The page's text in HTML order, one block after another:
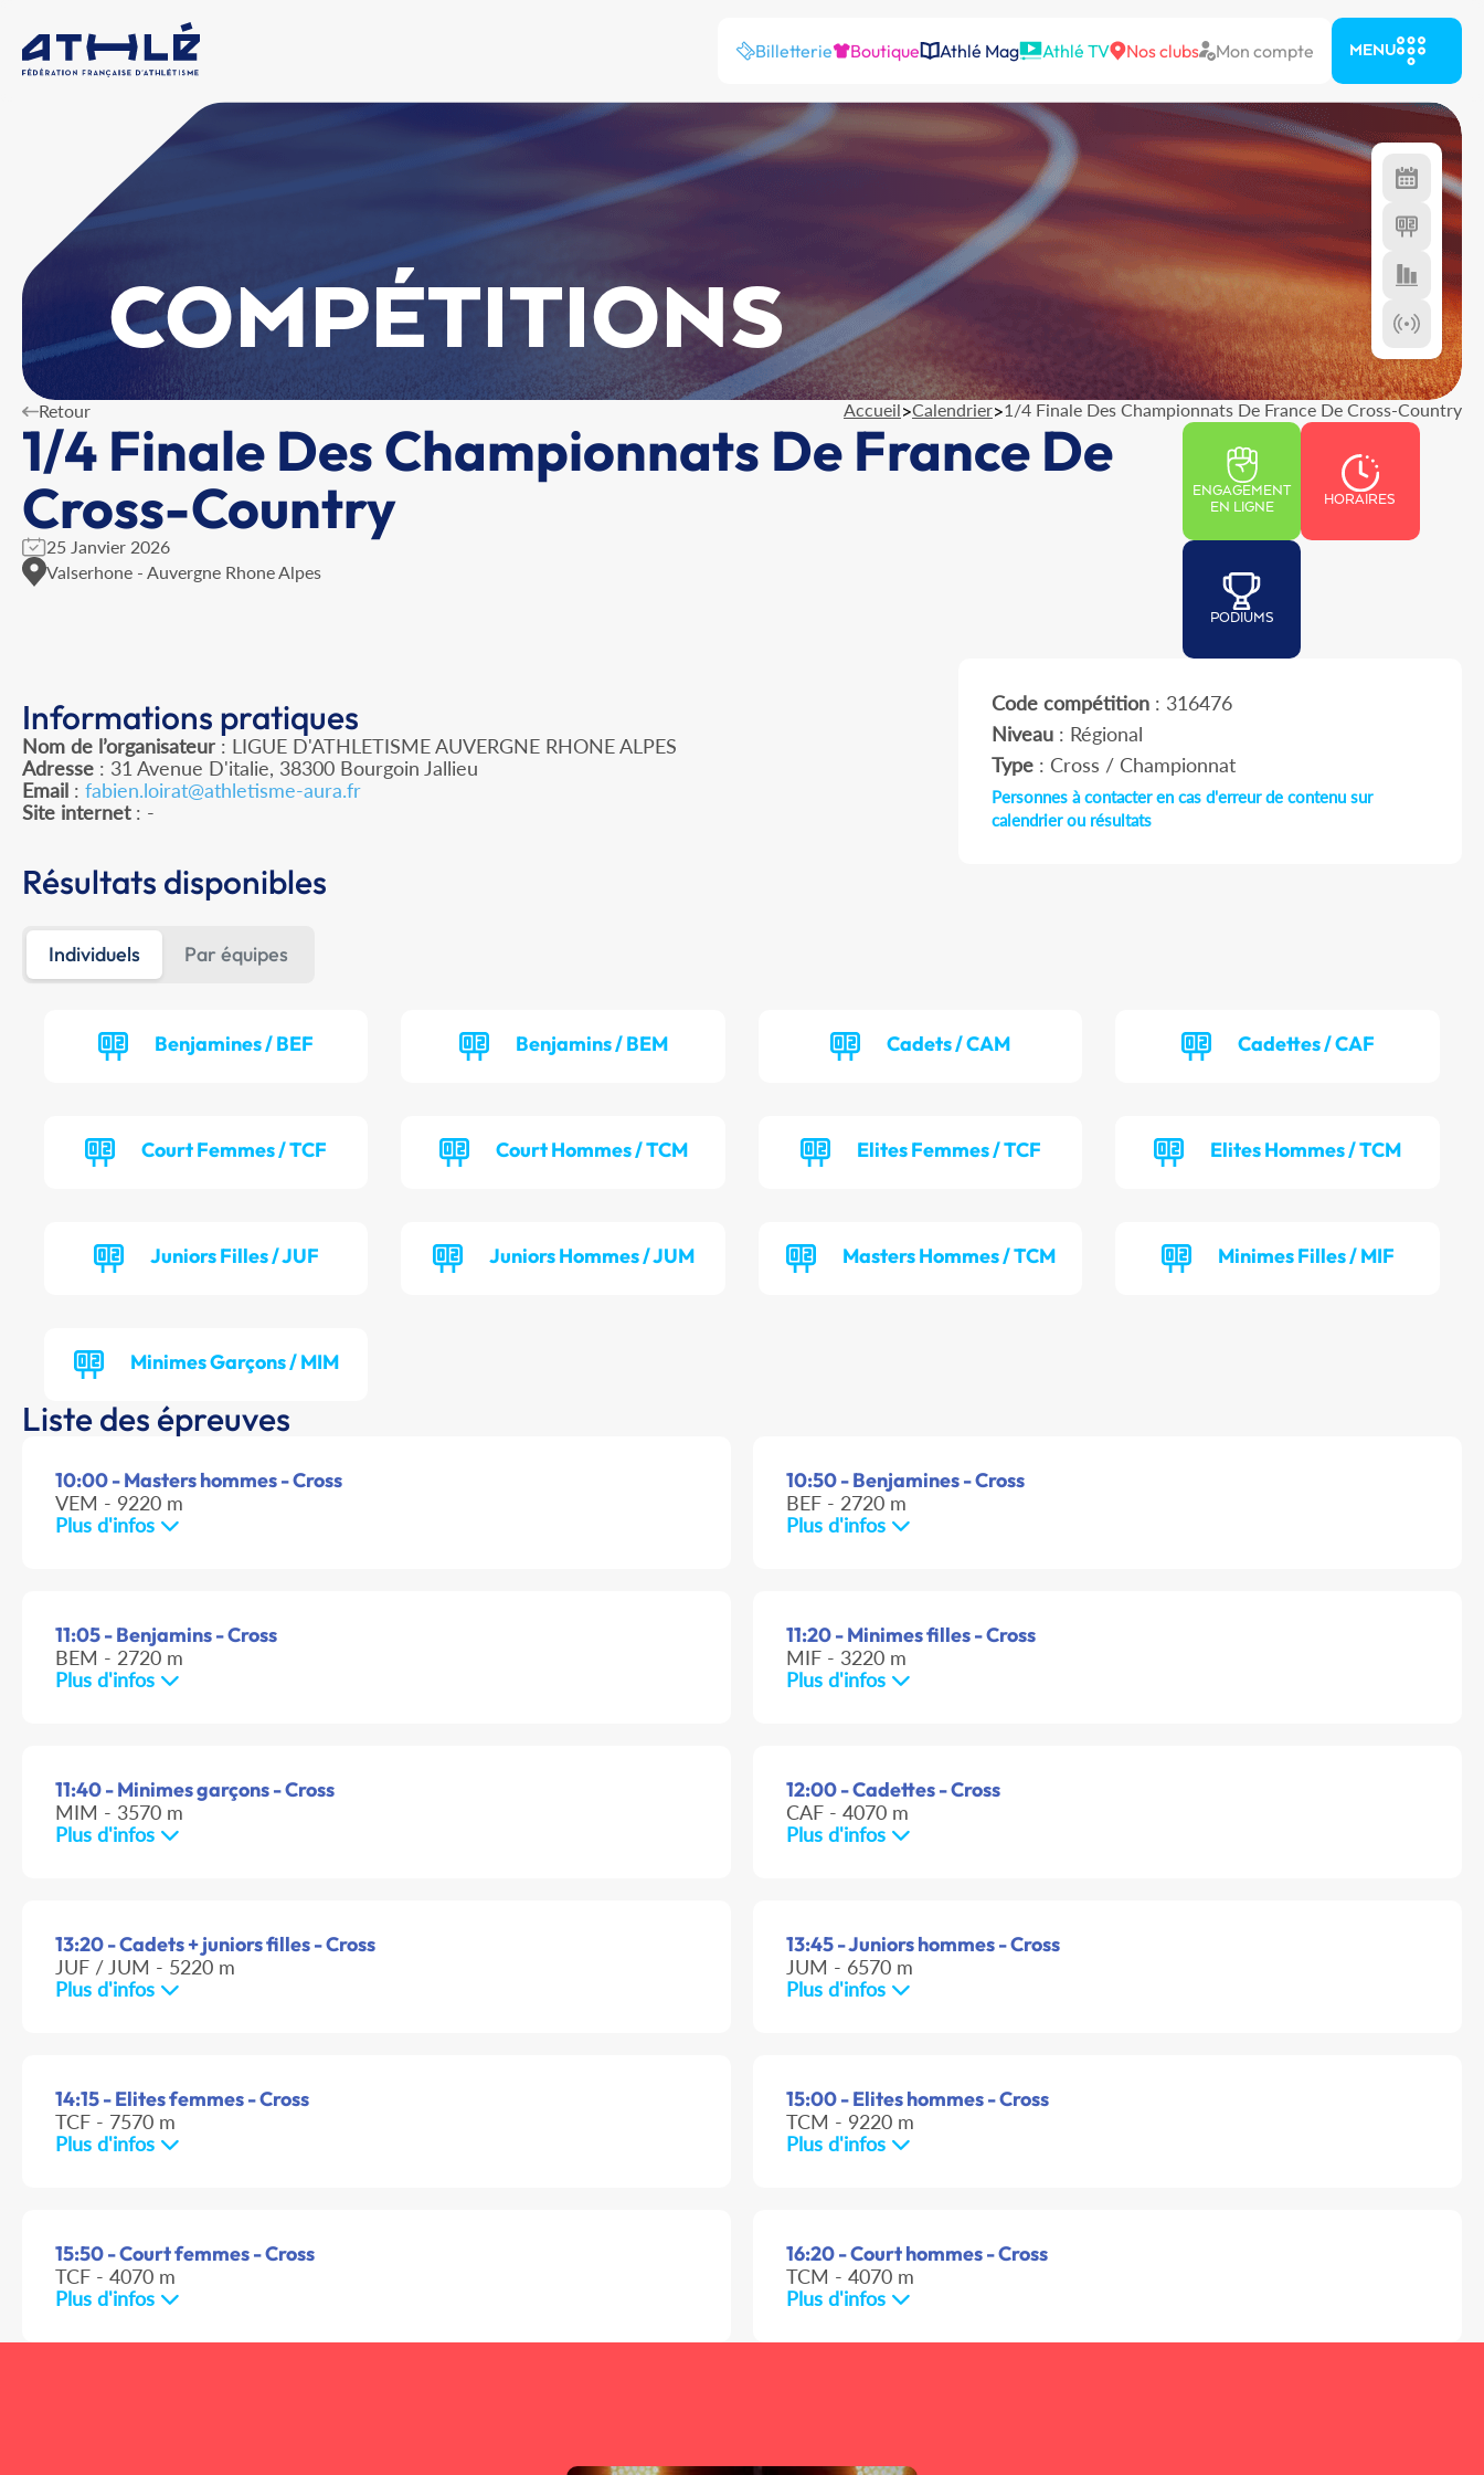
Billetterie Boutique Athlé Mag Athlé TV Nos clubs Mon compte MENU
COMPÉTITIONS
Retour Accueil>Calendrier>1/4 Finale Des Championnats De France De Cross-Country
1/4 Finale Des Championnats De France De
Cross-Country
25 Janvier 2026
Valserhone - Auvergne Rhone Alpes
ENGAGEMENT
EN LIGNE
HORAIRES
PODIUMS
Informations pratiques
Nom de l’organisateur : LIGUE D'ATHLETISME AUVERGNE RHONE ALPES
Adresse : 31 Avenue D'italie, 38300 Bourgoin Jallieu
Email : fabien.loirat@athletisme-aura.fr
Site internet: -
Code compétition: 316476
Niveau: Régional
Type: Cross / Championnat
Personnes à contacter en cas d'erreur de contenu sur
calendrier ou résultats
Résultats disponibles
Individuels Par équipes
Benjamines / BEF Benjamins / BEM Cadets / CAM Cadettes / CAF
Court Femmes / TCF Court Hommes / TCM Elites Femmes / TCF Elites Hommes / TCM
Juniors Filles / JUF Juniors Hommes / JUM Masters Hommes / TCM Minimes Filles / MIF
Minimes Garçons / MIM
Liste des épreuves
10:00 - Masters hommes - Cross
VEM - 9220 m
Plus d'infos
10:50 - Benjamines - Cross
BEF - 2720 m
Plus d'infos
11:05 - Benjamins - Cross
BEM - 2720 m
Plus d'infos
11:20 - Minimes filles - Cross
MIF - 3220 m
Plus d'infos
11:40 - Minimes garçons - Cross
MIM - 3570 m
Plus d'infos
12:00 - Cadettes - Cross
CAF - 4070 m
Plus d'infos
13:20 - Cadets + juniors filles - Cross
JUF / JUM - 5220 m
Plus d'infos
13:45 - Juniors hommes - Cross
JUM - 6570 m
Plus d'infos
14:15 - Elites femmes - Cross
TCF - 7570 m
Plus d'infos
15:00 - Elites hommes - Cross
TCM - 9220 m
Plus d'infos
15:50 - Court femmes - Cross
TCF - 4070 m
Plus d'infos
16:20 - Court hommes - Cross
TCM - 4070 m
Plus d'infos